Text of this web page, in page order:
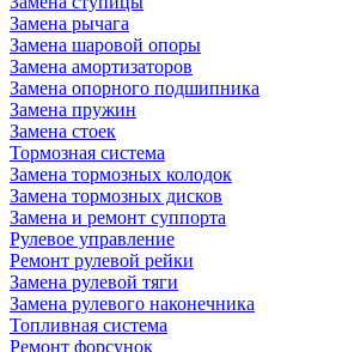
Замена рычага
Замена шаровой опоры
Замена амортизаторов
Замена опорного подшипника
Замена пружин
Замена стоек
Тормозная система
Замена тормозных колодок
Замена тормозных дисков
Замена и ремонт суппорта
Рулевое управление
Ремонт рулевой рейки
Замена рулевой тяги
Замена рулевого наконечника
Топливная система
Ремонт форсунок